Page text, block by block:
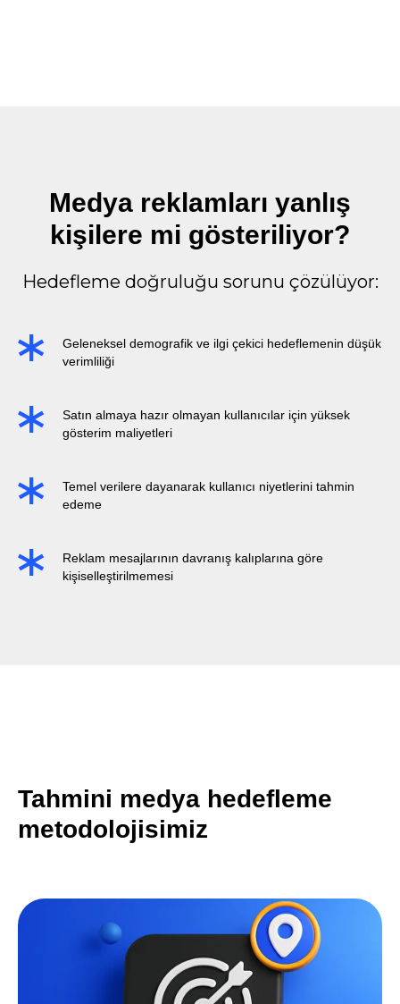
Medya reklamları yanlış
kişilere mi gösteriliyor?
Hedefleme doğruluğu sorunu çözülüyor:
Geleneksel demografik ve ilgi çekici hedeflemenin düşük
verimliliği
Satın almaya hazır olmayan kullanıcılar için yüksek
gösterim maliyetleri
Temel verilere dayanarak kullanıcı niyetlerini tahmin
edeme
Reklam mesajlarının davranış kalıplarına göre
kişiselleştirilmemesi
Tahmini medya hedefleme
metodolojisimiz